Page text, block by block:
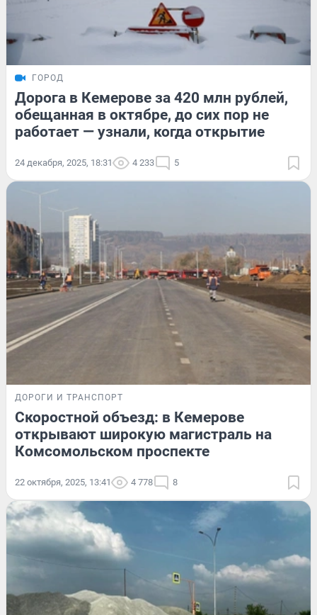
ГОРОД
Дорога в Кемерове за 420 млн рублей,
обещанная в октябре, до сих пор не
работает — узнали, когда открытие
24 декабря, 2025, 18:31 4 233 5
ДОРОГИ И ТРАНСПОРТ
Скоростной объезд: в Кемерове
открывают широкую магистраль на
Комсомольском проспекте
22 октября, 2025, 13:41 4 778 8